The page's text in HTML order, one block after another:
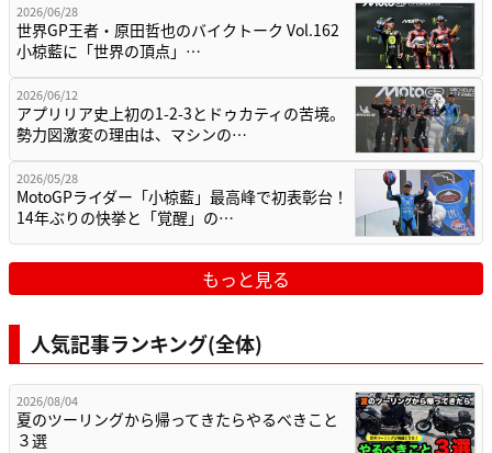
2026/06/28
世界GP王者・原田哲也のバイクトーク Vol.162
小椋藍に「世界の頂点」…
2026/06/12
アプリリア史上初の1-2-3とドゥカティの苦境。
勢力図激変の理由は、マシンの…
2026/05/28
MotoGPライダー「小椋藍」最高峰で初表彰台！
14年ぶりの快挙と「覚醒」の…
もっと見る
人気記事ランキング(全体)
2026/08/04
夏のツーリングから帰ってきたらやるべきこと
３選